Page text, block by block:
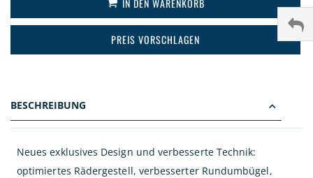
IN DEN WARENKORB
PREIS VORSCHLAGEN
BESCHREIBUNG
Neues exklusives Design und verbesserte Technik:
optimiertes Rädergestell, verbesserter Rundumbügel,